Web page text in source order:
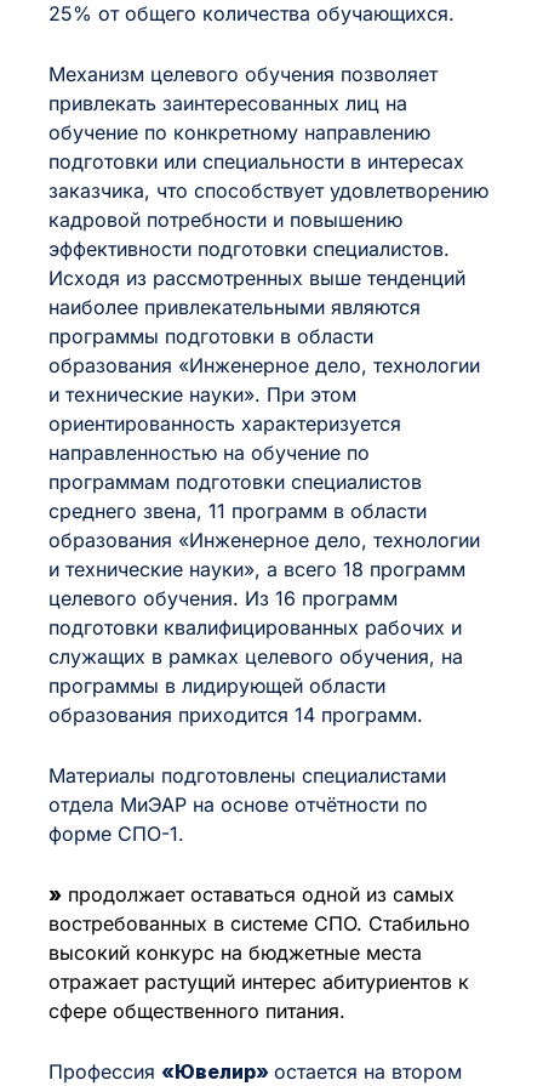
25% от общего количества обучающихся.
Механизм целевого обучения позволяет
привлекать заинтересованных лиц на
обучение по конкретному направлению
подготовки или специальности в интересах
заказчика, что способствует удовлетворению
кадровой потребности и повышению
эффективности подготовки специалистов.
Исходя из рассмотренных выше тенденций
наиболее привлекательными являются
программы подготовки в области
образования «Инженерное дело, технологии
и технические науки». При этом
ориентированность характеризуется
направленностью на обучение по
программам подготовки специалистов
среднего звена, 11 программ в области
образования «Инженерное дело, технологии
и технические науки», а всего 18 программ
целевого обучения. Из 16 программ
подготовки квалифицированных рабочих и
служащих в рамках целевого обучения, на
программы в лидирующей области
образования приходится 14 программ.
Материалы подготовлены специалистами
отдела МиЭАР на основе отчётности по
форме СПО-1.
» продолжает оставаться одной из самых
востребованных в системе СПО. Стабильно
высокий конкурс на бюджетные места
отражает растущий интерес абитуриентов к
сфере общественного питания.
Профессия «Ювелир» остается на втором